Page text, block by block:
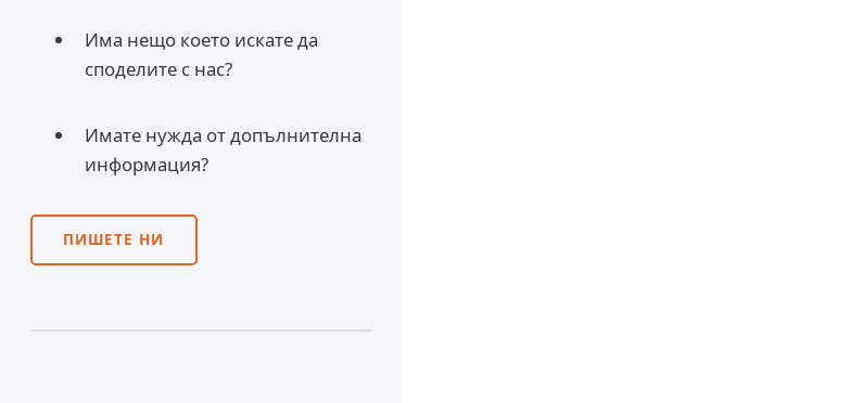
Има нещо което искате да
споделите с нас?
Имате нужда от допълнителна
информация?
ПИШЕТЕ НИ